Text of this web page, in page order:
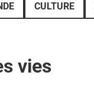
CULTURE
vies